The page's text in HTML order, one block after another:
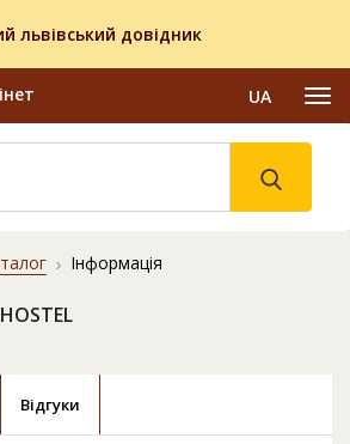
львівський довідник
UA
Інформація
Відгуки